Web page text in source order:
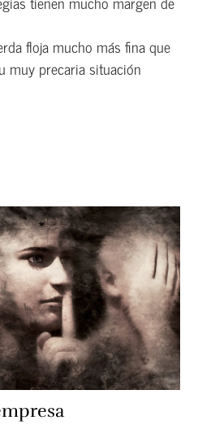
floja mucho más fina que
muy precaria situación